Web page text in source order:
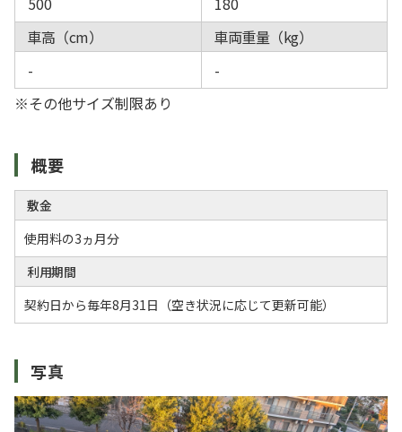
車高（cm）
車両重量（kg）
-
-
※その他サイズ制限あり
概要
敷金
使用料の3ヵ月分
利用期間
契約日から毎年8月31日（空き状況に応じて更新可能）
写真